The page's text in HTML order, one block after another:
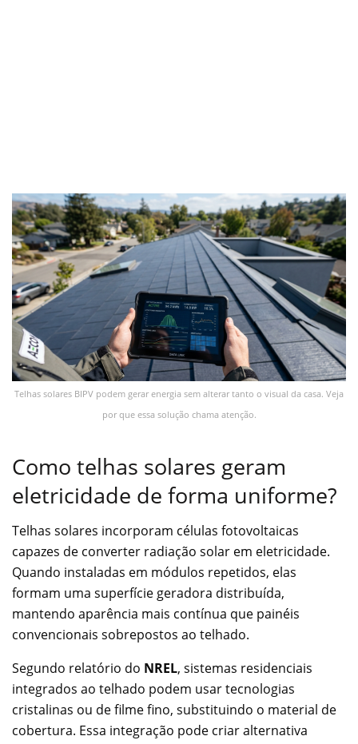
Telhas solares BIPV podem gerar energia sem alterar tanto o visual da casa. Veja
por que essa solução chama atenção.
Como telhas solares geram
eletricidade de forma uniforme?
Telhas solares incorporam células fotovoltaicas
capazes de converter radiação solar em eletricidade.
Quando instaladas em módulos repetidos, elas
formam uma superfície geradora distribuída,
mantendo aparência mais contínua que painéis
convencionais sobrepostos ao telhado.
Segundo relatório do NREL, sistemas residenciais
integrados ao telhado podem usar tecnologias
cristalinas ou de filme fino, substituindo o material de
cobertura. Essa integração pode criar alternativa